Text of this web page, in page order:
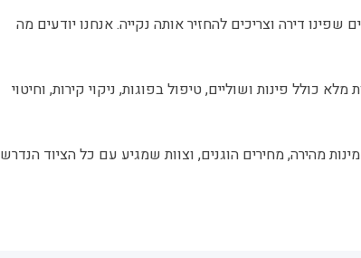
דירה וצריכים להחזיר אותה נקייה. אנחנו יודעים מה
כולל פינות ושוליים, טיפול בפוגות, ניקוי קירות, וחיטוי
מהירה, מחירים הוגנים, וצוות שמגיע עם כל הציוד הנדרש